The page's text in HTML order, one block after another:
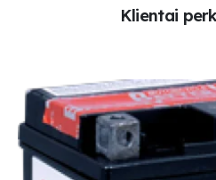
Klientai per